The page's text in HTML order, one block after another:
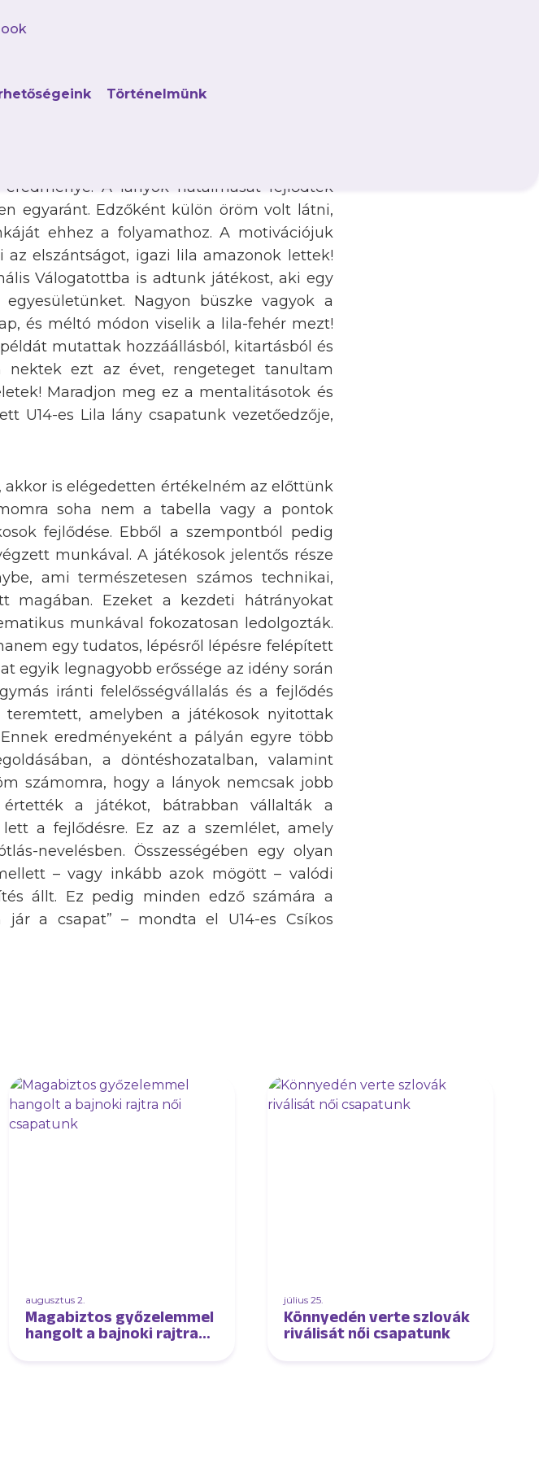
Történelmünk
a célt tűztük ki, hogy az egyéni fejlődés
minden játékosban elmélyítsük az újpesti
Ezeken felül a téli időszakban
erősítette a játékosok technikai és
kimagasló volt, az edzéseken
A lányok hatalmasat fejlődtek
egyaránt. Edzőként külön öröm volt látni,
ehhez a folyamathoz. A motivációjuk
elszántságot, igazi lila amazonok lettek!
Válogatottba is adtunk játékost, aki egy
Nagyon büszke vagyok a
és méltó módon viselik a lila-fehér mezt!
mutattak hozzáállásból, kitartásból és
nektek ezt az évet, rengeteget tanultam
Maradjon meg ez a mentalitásotok és
U14-es Lila lány csapatunk vezetőedzője,
is elégedetten értékelném az előttünk
soha nem a tabella vagy a pontok
fejlődése. Ebből a szempontból pedig
munkával. A játékosok jelentős része
ami természetesen számos technikai,
magában. Ezeket a kezdeti hátrányokat
munkával fokozatosan ledolgozták.
egy tudatos, lépésről lépésre felépített
egyik legnagyobb erőssége az idény során
iránti felelősségvállalás és a fejlődés
amelyben a játékosok nyitottak
eredményeként a pályán egyre több
a döntéshozatalban, valamint
számomra, hogy a lányok nemcsak jobb
a játékot, bátrabban vállalták a
a fejlődésre. Ez az a szemlélet, amely
nevelésben. Összességében egy olyan
– vagy inkább azok mögött – valódi
állt. Ez pedig minden edző számára a
jár a csapat” – mondta el U14-es Csíkos
augusztus 2.
Magabiztos győzelemmel
hangolt a bajnoki rajtra
július 25.
Könnyedén verte szlovák
riválisát női csapatunk